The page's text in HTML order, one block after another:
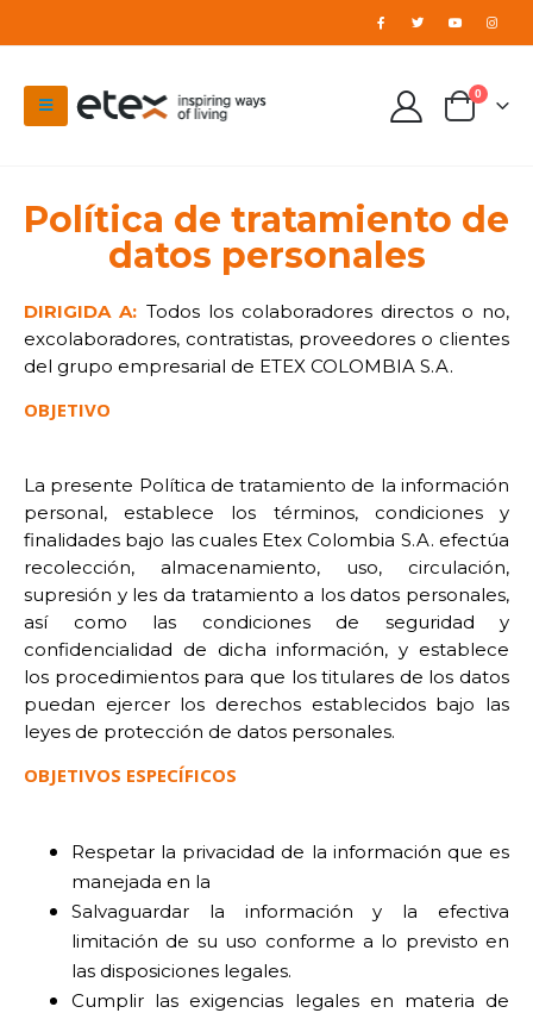
0
Política de tratamiento de
datos personales
DIRIGIDA A: Todos los colaboradores directos o no,
excolaboradores, contratistas, proveedores o clientes
del grupo empresarial de ETEX COLOMBIA S.A.
OBJETIVO
La presente Política de tratamiento de la información
personal, establece los términos, condiciones y
finalidades bajo las cuales Etex Colombia S.A. efectúa
recolección, almacenamiento, uso, circulación,
supresión y les da tratamiento a los datos personales,
así como las condiciones de seguridad y
confidencialidad de dicha información, y establece
los procedimientos para que los titulares de los datos
puedan ejercer los derechos establecidos bajo las
leyes de protección de datos personales.
OBJETIVOS ESPECÍFICOS
Respetar la privacidad de la información que es
manejada en la
Salvaguardar la información y la efectiva
limitación de su uso conforme a lo previsto en
las disposiciones legales.
Cumplir las exigencias legales en materia de